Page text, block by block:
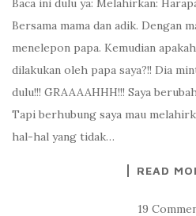
Baca ini dulu ya: Melahirkan:
Bersama mama dan adik. Dengan
menelepon papa. Kemudian
dilakukan oleh papa saya?!! Dia
dulu!!! GRAAAAHHH!!! Saya
Tapi berhubung saya mau
hal-hal yang tidak…
READ
19